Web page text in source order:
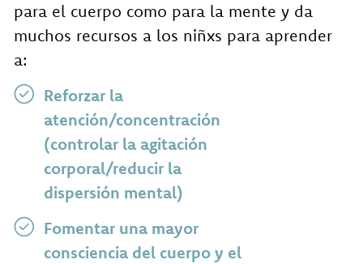
para el cuerpo como para la mente y da
muchos recursos a los niñxs para aprender
a:
Reforzar la
atención/concentración
(controlar la agitación
corporal/reducir la
dispersión mental)
Fomentar una mayor
consciencia del cuerpo y el